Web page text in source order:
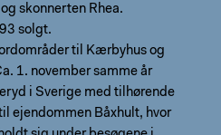
skonnerten Rhea.
solgt.
til Kærbyhus og
1. november samme år
i Sverige med tilhørende
ejendommen Båxhult, hvor